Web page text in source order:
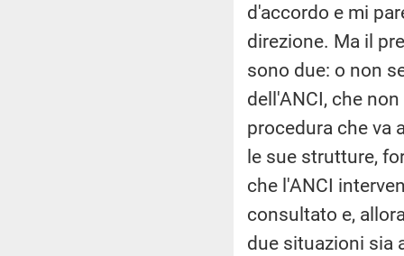
d'accordo e mi
direzione. Ma il
sono due: o non
dell'ANCI, che
procedura che va
le sue strutture,
che l'ANCI
consultato e,
due situazioni sia